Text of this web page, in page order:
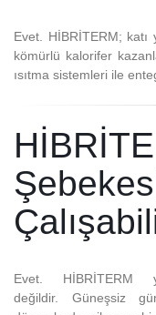
Evet. HİBRİTERM; katı
kömürlü kalorifer
ısıtma sistemleri ile
Evet. HİBRİTERM
değildir. Güneşsiz